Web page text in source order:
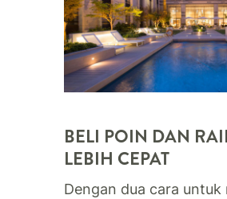
BELI POIN DAN
LEBIH CEPAT​
Dengan dua cara untuk